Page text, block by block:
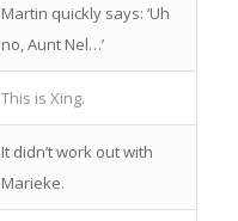
Martin quickly says: ‘Uh
no, Aunt Nel…’
This is Xing.
It didn’t work out with
Marieke.